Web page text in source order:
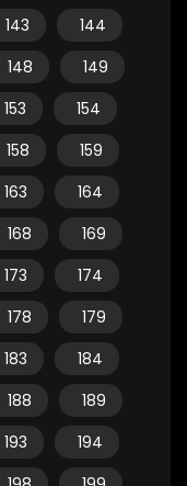
143
144
148
149
153
154
158
159
163
164
168
169
173
174
178
179
183
184
188
189
193
194